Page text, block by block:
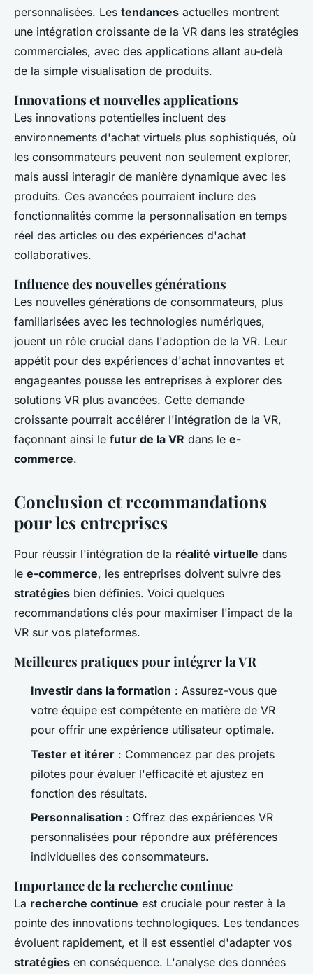
personnalisées. Les tendances actuelles montrent
une intégration croissante de la VR dans les stratégies
commerciales, avec des applications allant au-delà
de la simple visualisation de produits.
Innovations et nouvelles applications
Les innovations potentielles incluent des
environnements d'achat virtuels plus sophistiqués, où
les consommateurs peuvent non seulement explorer,
mais aussi interagir de manière dynamique avec les
produits. Ces avancées pourraient inclure des
fonctionnalités comme la personnalisation en temps
réel des articles ou des expériences d'achat
collaboratives.
Influence des nouvelles générations
Les nouvelles générations de consommateurs, plus
familiarisées avec les technologies numériques,
jouent un rôle crucial dans l'adoption de la VR. Leur
appétit pour des expériences d'achat innovantes et
engageantes pousse les entreprises à explorer des
solutions VR plus avancées. Cette demande
croissante pourrait accélérer l'intégration de la VR,
façonnant ainsi le futur de la VR dans le e-
commerce.
Conclusion et recommandations
pour les entreprises
Pour réussir l'intégration de la réalité virtuelle dans
le e-commerce, les entreprises doivent suivre des
stratégies bien définies. Voici quelques
recommandations clés pour maximiser l'impact de la
VR sur vos plateformes.
Meilleures pratiques pour intégrer la VR
Investir dans la formation : Assurez-vous que
votre équipe est compétente en matière de VR
pour offrir une expérience utilisateur optimale.
Tester et itérer : Commencez par des projets
pilotes pour évaluer l'efficacité et ajustez en
fonction des résultats.
Personnalisation : Offrez des expériences VR
personnalisées pour répondre aux préférences
individuelles des consommateurs.
Importance de la recherche continue
La recherche continue est cruciale pour rester à la
pointe des innovations technologiques. Les tendances
évoluent rapidement, et il est essentiel d'adapter vos
stratégies en conséquence. L'analyse des données